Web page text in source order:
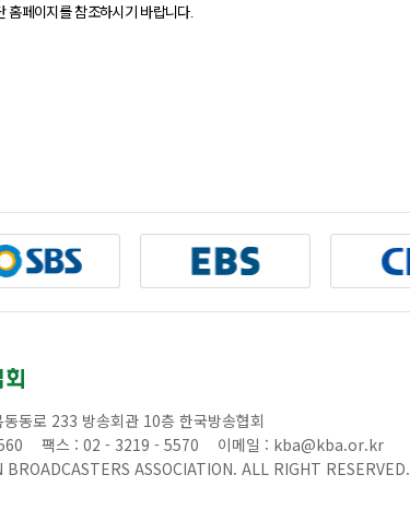
홈페이지를 참조하시기 바랍니다.
동로 233 방송회관 10층 한국방송협회
팩스 : 02 - 3219 - 5570
이메일 : kba@kba.or.kr
BROADCASTERS ASSOCIATION. ALL RIGHT RESERVED.